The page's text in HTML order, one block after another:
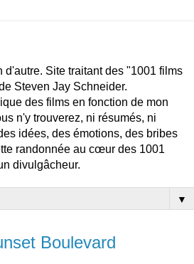
d'autre. Site traitant des "1001 films
Steven Jay Schneider.
des films en fonction de mon
n'y trouverez, ni résumés, ni
idées, des émotions, des bribes
randonnée au cœur des 1001
divulgâcheur.
▼
Boulevard